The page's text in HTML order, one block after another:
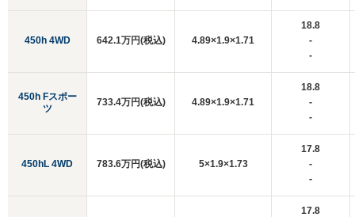
450h 4WD
450h Fスポー
ツ
450hL 4WD
642.1万円(税込) 4.89×1.9×1.71
18.8
-
-
733.4万円(税込) 4.89×1.9×1.71
18.8
-
-
783.6万円(税込) 5×1.9×1.73
17.8
-
-
17.8